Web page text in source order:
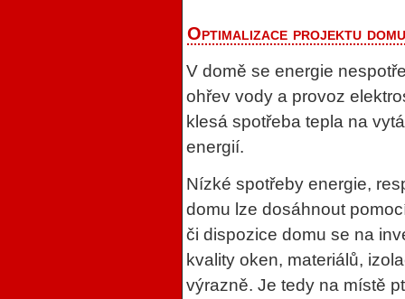
Optimalizace projektu
V domě se energie
ohřev vody a provoz
klesá spotřeba tepla na
energií.
Nízké spotřeby energie,
domu lze dosáhnout
či dispozice domu se na
kvality oken, materiálů,
výrazně. Je tedy na místě